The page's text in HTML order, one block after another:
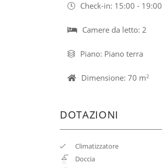
Check-in: 15:00 - 19:00
Camere da letto: 2
Piano: Piano terra
Dimensione: 70 m2
DOTAZIONI
Climatizzatore
Doccia